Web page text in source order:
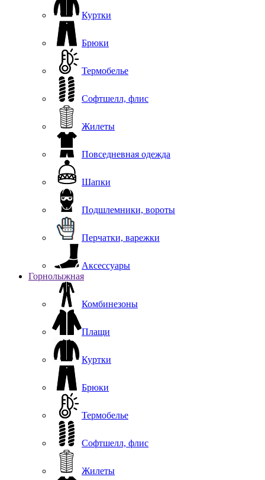
Куртки
Брюки
Термобелье
Софтшелл, флис
Жилеты
Повседневная одежда
Шапки
Подшлемники, вороты
Перчатки, варежки
Аксессуары
Горнолыжная
Комбинезоны
Плащи
Куртки
Брюки
Термобелье
Софтшелл, флис
Жилеты